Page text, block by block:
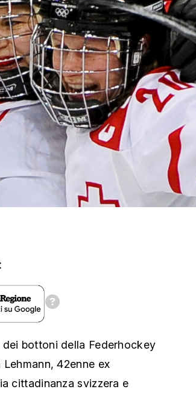
dei bottoni della Federhockey
42enne ex
cittadinanza svizzera e